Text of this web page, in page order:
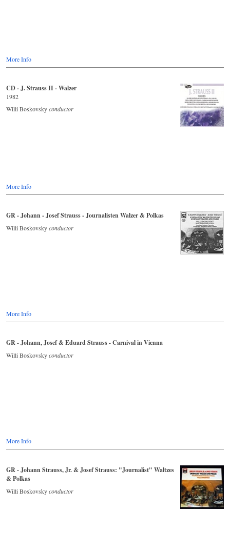
More Info
CD - J. Strauss II - Walzer
1982
Willi Boskovskyconductor
More Info
GR - Johann - Josef Strauss - Journalisten Walzer & Polkas
Willi Boskovskyconductor
More Info
GR - Johann, Josef & Eduard Strauss - Carnival in Vienna
Willi Boskovskyconductor
More Info
GR - Johann Strauss, Jr. & Josef Strauss: "Journalist" Waltzes
& Polkas
Willi Boskovskyconductor